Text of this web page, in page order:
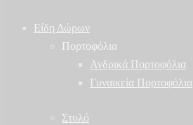
Είδη Δώρων
Πορτοφόλια
Ανδρικά Πορτοφόλια
Γυναικεία Πορτοφόλια
Στυλό